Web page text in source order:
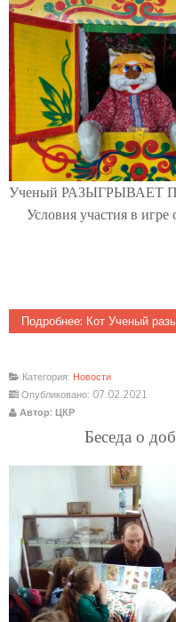
Ученый РАЗЫГРЫВАЕТ
Условия участия в игре
Подробнее: Кот Ученый
Категория: Новости
Опубликовано: 07.02.2021
Автор: ЦКР
Беседа о